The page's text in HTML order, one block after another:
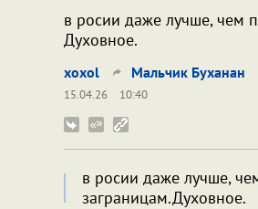
в росии даже лучше, чем
Духовное.
xoxol Мальчик Буханан
15.04.26
10:40
в росии даже лучше,
заграницам.Духовное.